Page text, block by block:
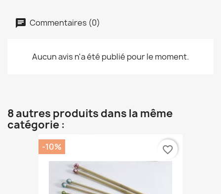
Commentaires (0)
Aucun avis n'a été publié pour le moment.
8 autres produits dans la même
catégorie :
-10% favorite_border